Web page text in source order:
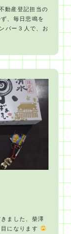
動産登記担当の
、毎日悲鳴を
バー３人で、お
ました、柴澤
になります